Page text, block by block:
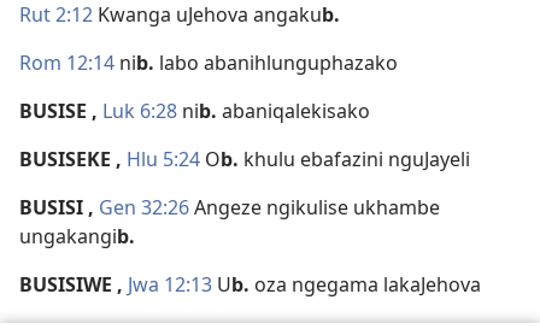
Rut 2:12 Kwanga uJehova angakub.
Rom 12:14 nib. labo abanihlunguphazako
BUSISE , Luk 6:28 nib. abaniqalekisako
BUSISEKE , Hlu 5:24 Ob. khulu ebafazini nguJayeli
BUSISI, Gen 32:26Angeze ngikulise ukhambe
ungakangib.
BUSISIWE , Jwa 12:13 Ub. oza ngegama lakaJehova